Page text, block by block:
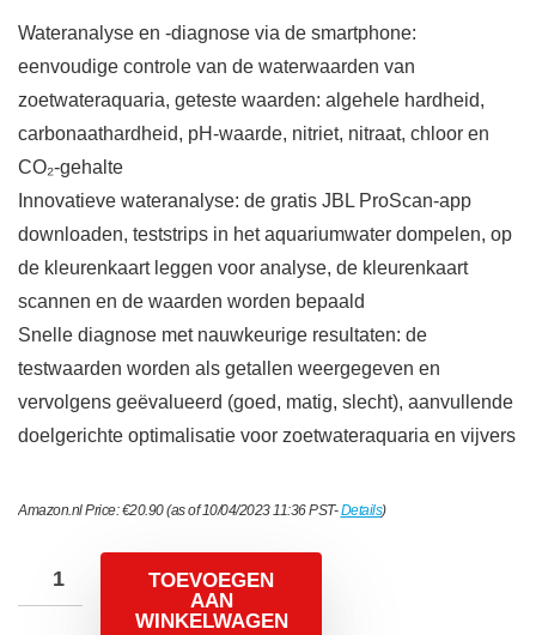
Wateranalyse en -diagnose via de smartphone:
eenvoudige controle van de waterwaarden van
zoetwateraquaria, geteste waarden: algehele hardheid,
carbonaathardheid, pH-waarde, nitriet, nitraat, chloor en
CO₂-gehalte
Innovatieve wateranalyse: de gratis JBL ProScan-app
downloaden, teststrips in het aquariumwater dompelen, op
de kleurenkaart leggen voor analyse, de kleurenkaart
scannen en de waarden worden bepaald
Snelle diagnose met nauwkeurige resultaten: de
testwaarden worden als getallen weergegeven en
vervolgens geëvalueerd (goed, matig, slecht), aanvullende
doelgerichte optimalisatie voor zoetwateraquaria en vijvers
Amazon.nl Price:€20.90(as of 10/04/2023 11:36 PST-Details)
TOEVOEGEN
AAN
WINKELWAGEN